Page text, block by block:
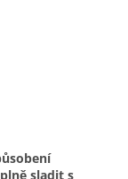
sladit s